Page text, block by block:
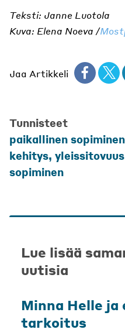
Teksti: Janne Luotola
Kuva: Elena Noeva /
Jaa Artikkeli
Tunnisteet
paikallinen sopiminen
kehitys, yleissitovuus
sopiminen
Lue lisää
uutisia
Minna Helle ja
tarkoitus